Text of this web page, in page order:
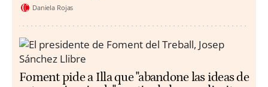
Daniela Rojas
Foment pide a Illa que "abandone las ideas de